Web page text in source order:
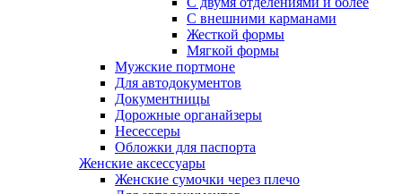
С внешними карманами
Жесткой формы
Мягкой формы
Мужские портмоне
Для автодокументов
Документницы
Дорожные органайзеры
Несессеры
Обложки для паспорта
Женские аксессуары
Женские сумочки через плечо